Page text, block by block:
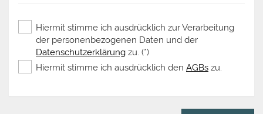
Hiermit stimme ich ausdrücklich zur Verarbeitung
der personenbezogenen Daten und der
Datenschutzerklärung zu. (*)
Hiermit stimme ich ausdrücklich den AGBs zu.